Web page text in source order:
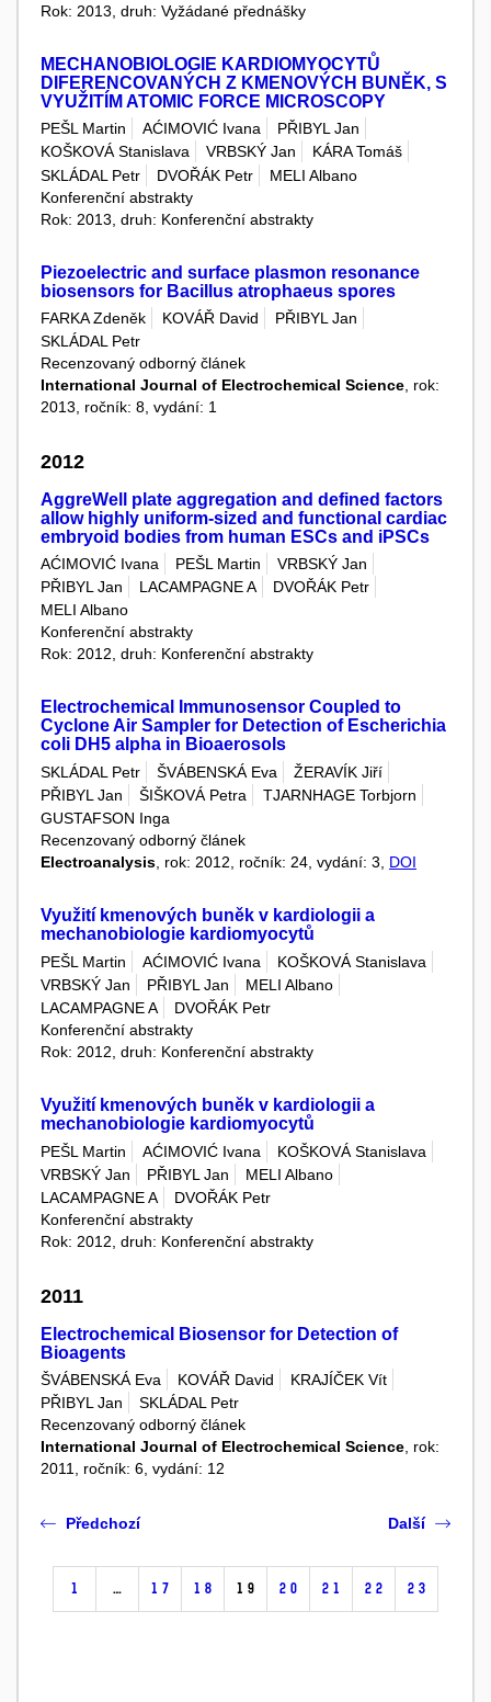
Rok: 2013, druh: Vyžádané přednášky
MECHANOBIOLOGIE KARDIOMYOCYTŮ
DIFERENCOVANÝCH Z KMENOVÝCH BUNĚK, S
VYUŽITÍM ATOMIC FORCE MICROSCOPY
PEŠL Martin AĆIMOVIĆ Ivana
PŘIBYL Jan
KOŠKOVÁ Stanislava
VRBSKÝ Jan
KÁRA Tomáš
SKLÁDAL Petr
DVOŘÁK Petr
MELI Albano
Konferenční abstrakty
Rok: 2013, druh: Konferenční abstrakty
Piezoelectric and surface plasmon resonance
biosensors for Bacillus atrophaeus spores
FARKA Zdeněk KOVÁŘ David
PŘIBYL Jan
SKLÁDAL Petr
Recenzovaný odborný článek
International Journal of Electrochemical Science , rok:
2013, ročník: 8, vydání: 1
2012
AggreWell plate aggregation and defined factors
allow highly uniform-sized and functional cardiac
embryoid bodies from human ESCs and iPSCs
AĆIMOVIĆ Ivana PEŠL Martin
VRBSKÝ Jan
PŘIBYL Jan
LACAMPAGNE A
DVOŘÁK Petr
MELI Albano
Konferenční abstrakty
Rok: 2012, druh: Konferenční abstrakty
Electrochemical Immunosensor Coupled to
Cyclone Air Sampler for Detection of Escherichia
coli DH5 alpha in Bioaerosols
SKLÁDAL Petr ŠVÁBENSKÁ Eva
ŽERAVÍK Jiří
PŘIBYL Jan
ŠIŠKOVÁ Petra
TJARNHAGE Torbjorn
GUSTAFSON Inga
Recenzovaný odborný článek
Electroanalysis, rok: 2012, ročník: 24, vydání: 3, DOI
Využití kmenových buněk v kardiologii a
mechanobiologie kardiomyocytů
PEŠL Martin AĆIMOVIĆ Ivana
KOŠKOVÁ Stanislava
VRBSKÝ Jan
PŘIBYL Jan
MELI Albano
LACAMPAGNE A
DVOŘÁK Petr
Konferenční abstrakty
Rok: 2012, druh: Konferenční abstrakty
Využití kmenových buněk v kardiologii a
mechanobiologie kardiomyocytů
PEŠL Martin AĆIMOVIĆ Ivana
KOŠKOVÁ Stanislava
VRBSKÝ Jan
PŘIBYL Jan
MELI Albano
LACAMPAGNE A
DVOŘÁK Petr
Konferenční abstrakty
Rok: 2012, druh: Konferenční abstrakty
2011
Electrochemical Biosensor for Detection of
Bioagents
ŠVÁBENSKÁ Eva KOVÁŘ David
KRAJÍČEK Vít
PŘIBYL Jan
SKLÁDAL Petr
Recenzovaný odborný článek
International Journal of Electrochemical Science , rok:
2011, ročník: 6, vydání: 12
Předchozí
1 … 17 18 19 20 21 22 23
Další